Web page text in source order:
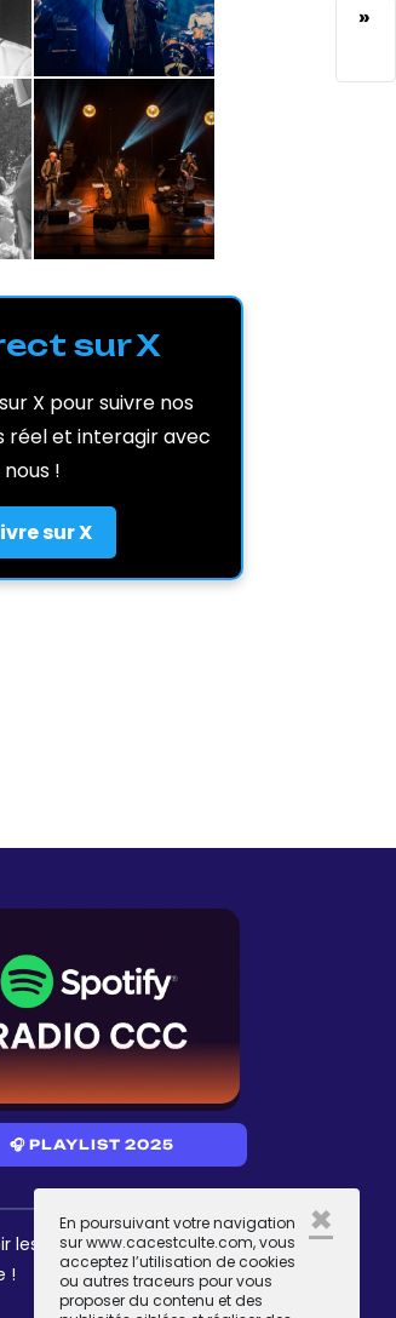
»
En poursuivant votre navigation
sur www.cacestculte.com, vous
acceptez l’utilisation de cookies
ou autres traceurs pour vous
proposer du contenu et des
×
sur X
X pour suivre nos
réel et interagir avec
nous !
sur X
🎧 PLAYLIST 2025
les
!
RÉSEAUX